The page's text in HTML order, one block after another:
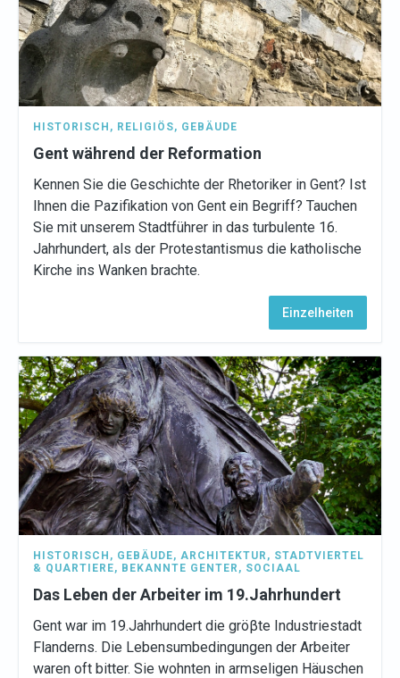
HISTORISCH , RELIGIÖS, GEBÄUDE
Gent während der Reformation
Kennen Sie die Geschichte der Rhetoriker in Gent? Ist
Ihnen die Pazifikation von Gent ein Begriff? Tauchen
Sie mit unserem Stadtführer in das turbulente 16.
Jahrhundert, als der Protestantismus die katholische
Kirche ins Wanken brachte.
Einzelheiten
HISTORISCH , GEBÄUDE, ARCHITEKTUR , STADTVIERTEL
& QUARTIERE, BEKANNTE GENTER , SOCIAAL
Das Leben der Arbeiter im 19.Jahrhundert
Gent war im 19.Jahrhundert die gröβte Industriestadt
Flanderns. Die Lebensumbedingungen der Arbeiter
waren oft bitter. Sie wohnten in armseligen Häuschen